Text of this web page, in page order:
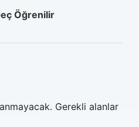
Öğrenilir
Gerekli alanlar